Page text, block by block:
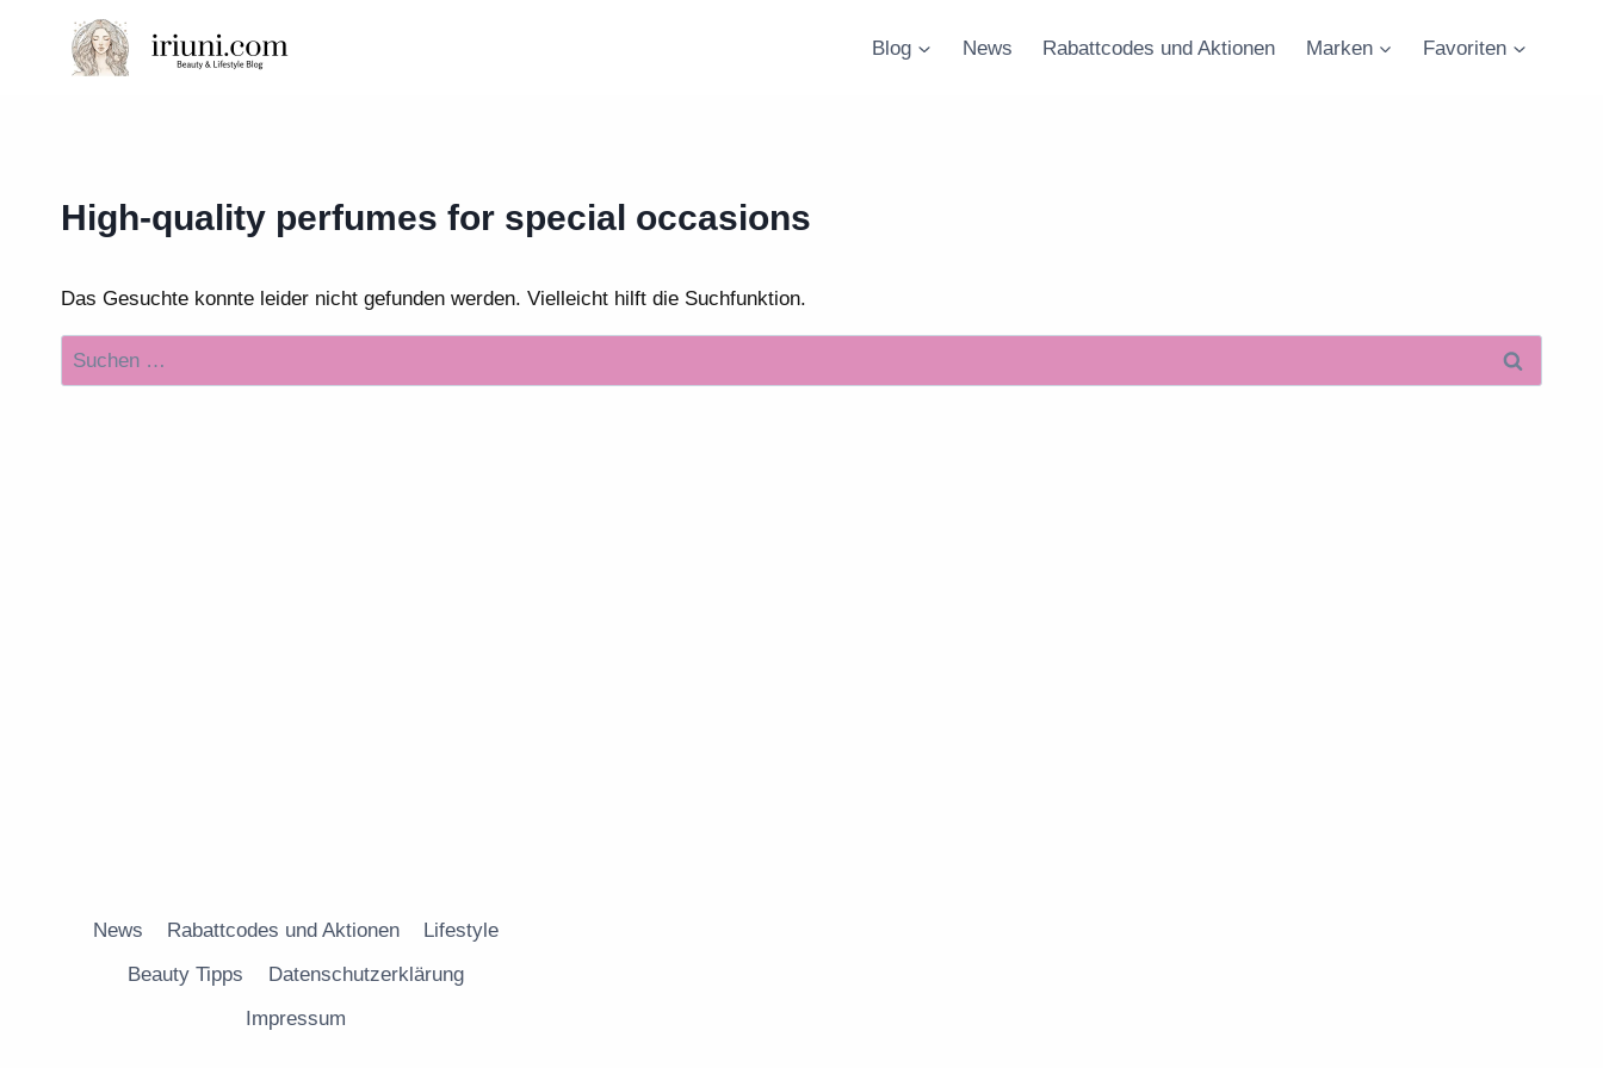
springen
Blog News Rabattcodes und Aktionen Marken Favoriten
High-quality perfumes for special occasions
Das Gesuchte konnte leider nicht gefunden werden. Vielleicht hilft die Suchfunktion.
Suchen
nach:
News Rabattcodes und Aktionen
Lifestyle
Beauty Tipps
Datenschutzerklärung
Impressum